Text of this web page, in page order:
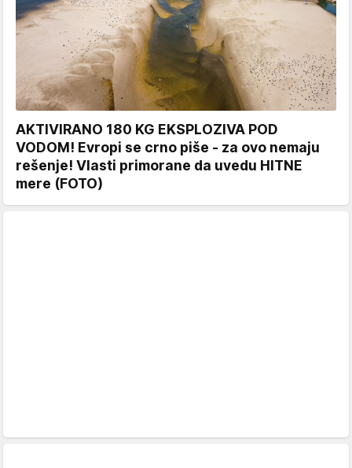
AKTIVIRANO 180 KG EKSPLOZIVA POD
VODOM! Evropi se crno piše - za ovo nemaju
rešenje! Vlasti primorane da uvedu HITNE
mere (FOTO)